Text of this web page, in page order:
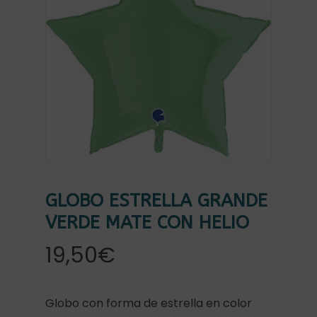
GLOBO ESTRELLA GRANDE
VERDE MATE CON HELIO
19,50€
Globo con forma de estrella en color